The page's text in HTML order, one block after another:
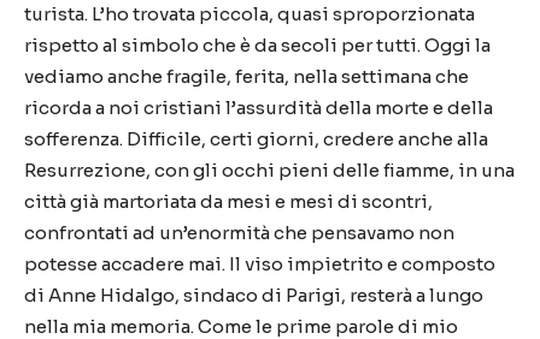
turista. L’ho trovata piccola, quasi sproporzionata
rispetto al simbolo che è da secoli per tutti. Oggi la
vediamo anche fragile, ferita, nella settimana che
ricorda a noi cristiani l’assurdità della morte e della
sofferenza. Difficile, certi giorni, credere anche alla
Resurrezione, con gli occhi pieni delle fiamme, in una
città già martoriata da mesi e mesi di scontri,
confrontati ad un’enormità che pensavamo non
potesse accadere mai. Il viso impietrito e composto
di Anne Hidalgo, sindaco di Parigi, resterà a lungo
nella mia memoria. Come le prime parole di mio